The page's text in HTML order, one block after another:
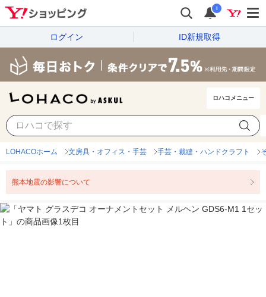
i
ログイン ID新規取得
ロハコメニュー
LOHACOホーム 文房具・オフィス・手芸 手芸・裁縫・ハンドクラフト
熊本地震の影響について